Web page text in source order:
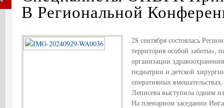
В Региональной
28 сентября состоялась
территория особой
организации
педиатрии и детской
оперативных
Леписева выступила одним
На пленарном заседании